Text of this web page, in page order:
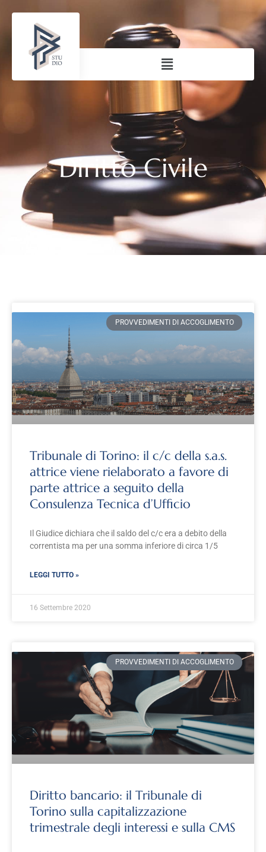
Diritto Civile
PROVVEDIMENTI DI ACCOGLIMENTO
Tribunale di Torino: il c/c della s.a.s.
attrice viene rielaborato a favore di
parte attrice a seguito della
Consulenza Tecnica d’Ufficio
Il Giudice dichiara che il saldo del c/c era a debito della
correntista ma per una somma inferiore di circa 1/5
LEGGI TUTTO »
16 Settembre 2020
PROVVEDIMENTI DI ACCOGLIMENTO
Diritto bancario: il Tribunale di
Torino sulla capitalizzazione
trimestrale degli interessi e sulla CMS